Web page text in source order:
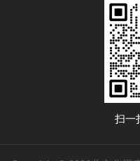
扫一